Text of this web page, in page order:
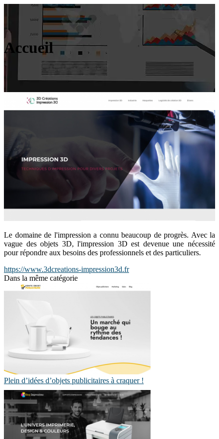
Accueil
Le domaine de l'impression a connu beaucoup de progrès. Avec la
vague des objets 3D, l'impression 3D est devenue une nécessité
pour répondre aux besoins des professionnels et des particuliers.
https://www.3dcreations-impression3d.fr
Dans la même catégorie
Plein d’idées d’objets publicitaires à craquer !